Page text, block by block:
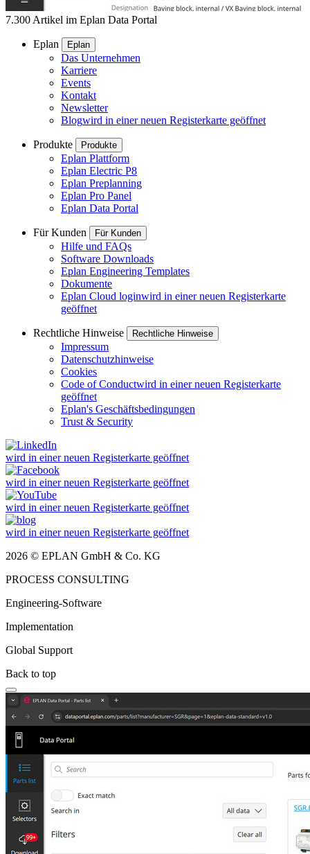
7.300 Artikel im Eplan Data Portal
Eplan Eplan
Das Unternehmen
Karriere
Events
Kontakt
Newsletter
Blogwird in einer neuen Registerkarte geöffnet
Produkte Produkte
Eplan Plattform
Eplan Electric P8
Eplan Preplanning
Eplan Pro Panel
Eplan Data Portal
Für Kunden Für Kunden
Hilfe und FAQs
Software Downloads
Eplan Engineering Templates
Dokumente
Eplan Cloud loginwird in einer neuen Registerkarte
geöffnet
Rechtliche Hinweise Rechtliche Hinweise
Impressum
Datenschutzhinweise
Cookies
Code of Conductwird in einer neuen Registerkarte
geöffnet
Eplan's Geschäftsbedingungen
Trust & Security
wird in einer neuen Registerkarte geöffnet
wird in einer neuen Registerkarte geöffnet
wird in einer neuen Registerkarte geöffnet
wird in einer neuen Registerkarte geöffnet
2026 © EPLAN GmbH & Co. KG
PROCESS CONSULTING
Engineering-Software
Implementation
Global Support
Back to top